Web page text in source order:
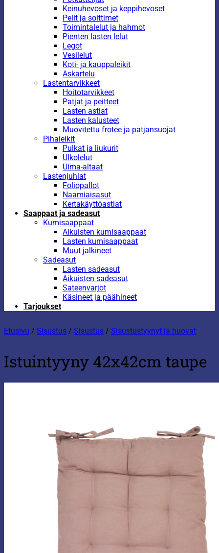
Keinuhevoset ja keppihevoset
Pelit ja soittimet
Toimintalelut ja hahmot
Pienten lasten lelut
Legot
Vesilelut
Koti- ja kauppaleikit
Askartelu
Lastentarvikkeet
Hoitotarvikkeet
Patjat ja peitteet
Lasten astiat
Lasten kalusteet
Muovitettu frotee ja patjansuojat
Pihaleikit
Pulkat ja liukurit
Ulkolelut
Uima-altaat
Lastenjuhlat
Foliopallot
Naamiaisasut
Kertakäyttöastiat
Saappaat ja sadeasut
Kumisaappaat
Aikuisten kumisaappaat
Lasten kumisaappaat
Muut jalkineet
Sadeasut
Lasten sadeasut
Aikuisten sadeasut
Sateenvarjot
Käsineet ja päähineet
Tarjoukset
Etusivu / Sisustus / Sisustus / Sisustustyynyt ja huovat
Istuintyyny 42x42cm taupe